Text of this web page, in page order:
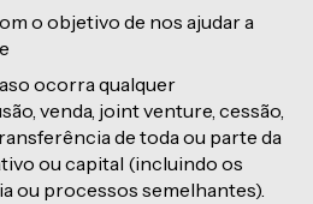
o objetivo de nos ajudar a
ocorra qualquer
venda, joint venture, cessão,
de toda ou parte da
ou capital (incluindo os
ou processos semelhantes).